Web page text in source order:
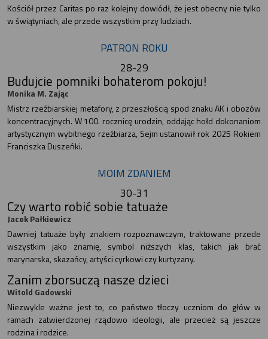
Kościół przez Caritas po raz kolejny dowiódł, że jest obecny nie tylko
w świątyniach, ale przede wszystkim przy ludziach.
PATRON ROKU
28-29
Budujcie pomniki bohaterom pokoju!
Monika M. Zając
Mistrz rzeźbiarskiej metafory, z przeszłością spod znaku AK i obozów
koncentracyjnych. W 100. rocznicę urodzin, oddając hołd dokonaniom
artystycznym wybitnego rzeźbiarza, Sejm ustanowił rok 2025 Rokiem
Franciszka Duszeńki.
MOIM ZDANIEM
30-31
Czy warto robić sobie tatuaże
Jacek Pałkiewicz
Dawniej tatuaże były znakiem rozpoznawczym, traktowane przede
wszystkim jako znamię, symbol niższych klas, takich jak brać
marynarska, skazańcy, artyści cyrkowi czy kurtyzany.
Zanim zborsuczą nasze dzieci
Witold Gadowski
Niezwykle ważne jest to, co państwo tłoczy uczniom do głów w
ramach zatwierdzonej rządowo ideologii, ale przecież są jeszcze
rodzina i rodzice.